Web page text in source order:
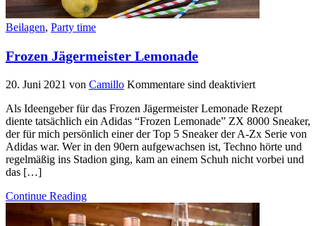
Beilagen, Party time
Frozen Jägermeister Lemonade
20. Juni 2021 von Camillo Kommentare sind deaktiviert
Als Ideengeber für das Frozen Jägermeister Lemonade Rezept
diente tatsächlich ein Adidas “Frozen Lemonade” ZX 8000 Sneaker,
der für mich persönlich einer der Top 5 Sneaker der A-Zx Serie von
Adidas war. Wer in den 90ern aufgewachsen ist, Techno hörte und
regelmäßig ins Stadion ging, kam an einem Schuh nicht vorbei und
das […]
Continue Reading